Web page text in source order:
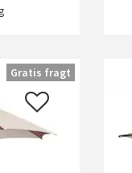
Gratis fragt